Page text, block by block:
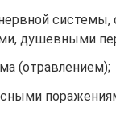
душевными
(отравлением);